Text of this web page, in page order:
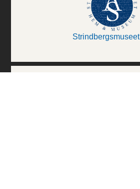
Strindbergsmuseet